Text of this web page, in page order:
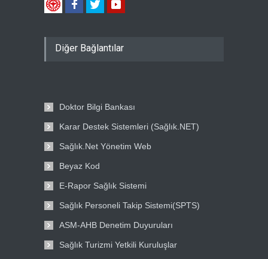
Diğer Bağlantılar
Doktor Bilgi Bankası
Karar Destek Sistemleri (Sağlık.NET)
Sağlık.Net Yönetim Web
Beyaz Kod
E-Rapor Sağlık Sistemi
Sağlık Personeli Takip Sistemi(SPTS)
ASM-AHB Denetim Duyuruları
Sağlık Turizmi Yetkili Kuruluşlar